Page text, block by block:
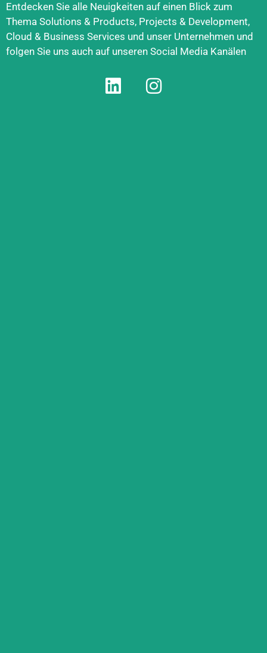
Entdecken Sie alle Neuigkeiten auf einen Blick zum
Thema Solutions & Products, Projects & Development,
Cloud & Business Services und unser Unternehmen und
folgen Sie uns auch auf unseren Social Media Kanälen